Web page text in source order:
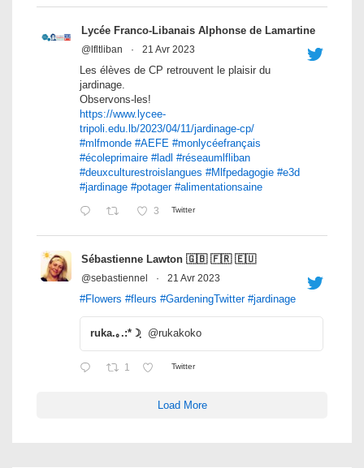
Lycée Franco-Libanais Alphonse de Lamartine
@lfltliban · 21 Avr 2023
Les élèves de CP retrouvent le plaisir du
jardinage.
Observons-les!
https://www.lycee-
tripoli.edu.lb/2023/04/11/jardinage-cp/
#mlfmonde #AEFE #monlycéefrançais
#écoleprimaire #ladl #réseaumlfliban
#deuxculturestroislangues #Mlfpedagogie #e3d
#jardinage #potager #alimentationsaine
3 Twitter
Sébastienne Lawton 🇬🇧 🇫🇷 🇪🇺
@sebastiennel · 21 Avr 2023
#Flowers #fleurs #GardeningTwitter #jardinage
ruka.｡.:*☽ฺ @rukakoko
1 Twitter
Load More